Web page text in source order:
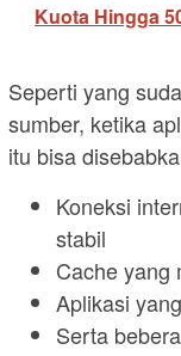
Kuota Hingga
Seperti yang
sumber, ketika
itu bisa
Koneksi
stabil
Cache yang
Aplikasi
Serta